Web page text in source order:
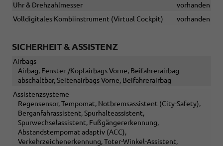
Uhr & Drehzahlmesser
vorhanden
Volldigitales Kombiinstrument (Virtual Cockpit)
vorhanden
SICHERHEIT & ASSISTENZ
Airbags
Airbag, Fenster-/Kopfairbags Vorne, Beifahrerairbag
abschaltbar, Seitenairbags Vorne, Beifahrerairbag
Assistenzsysteme
Regensensor, Tempomat, Notbremsassistent (City-Safety),
Berganfahrassistent, Spurhalteassistent,
Spurwechselassistent, Fußgängererkennung,
Abstandstempomat adaptiv (ACC),
Verkehrzeichenerkennung, Toter-Winkel-Assistent,